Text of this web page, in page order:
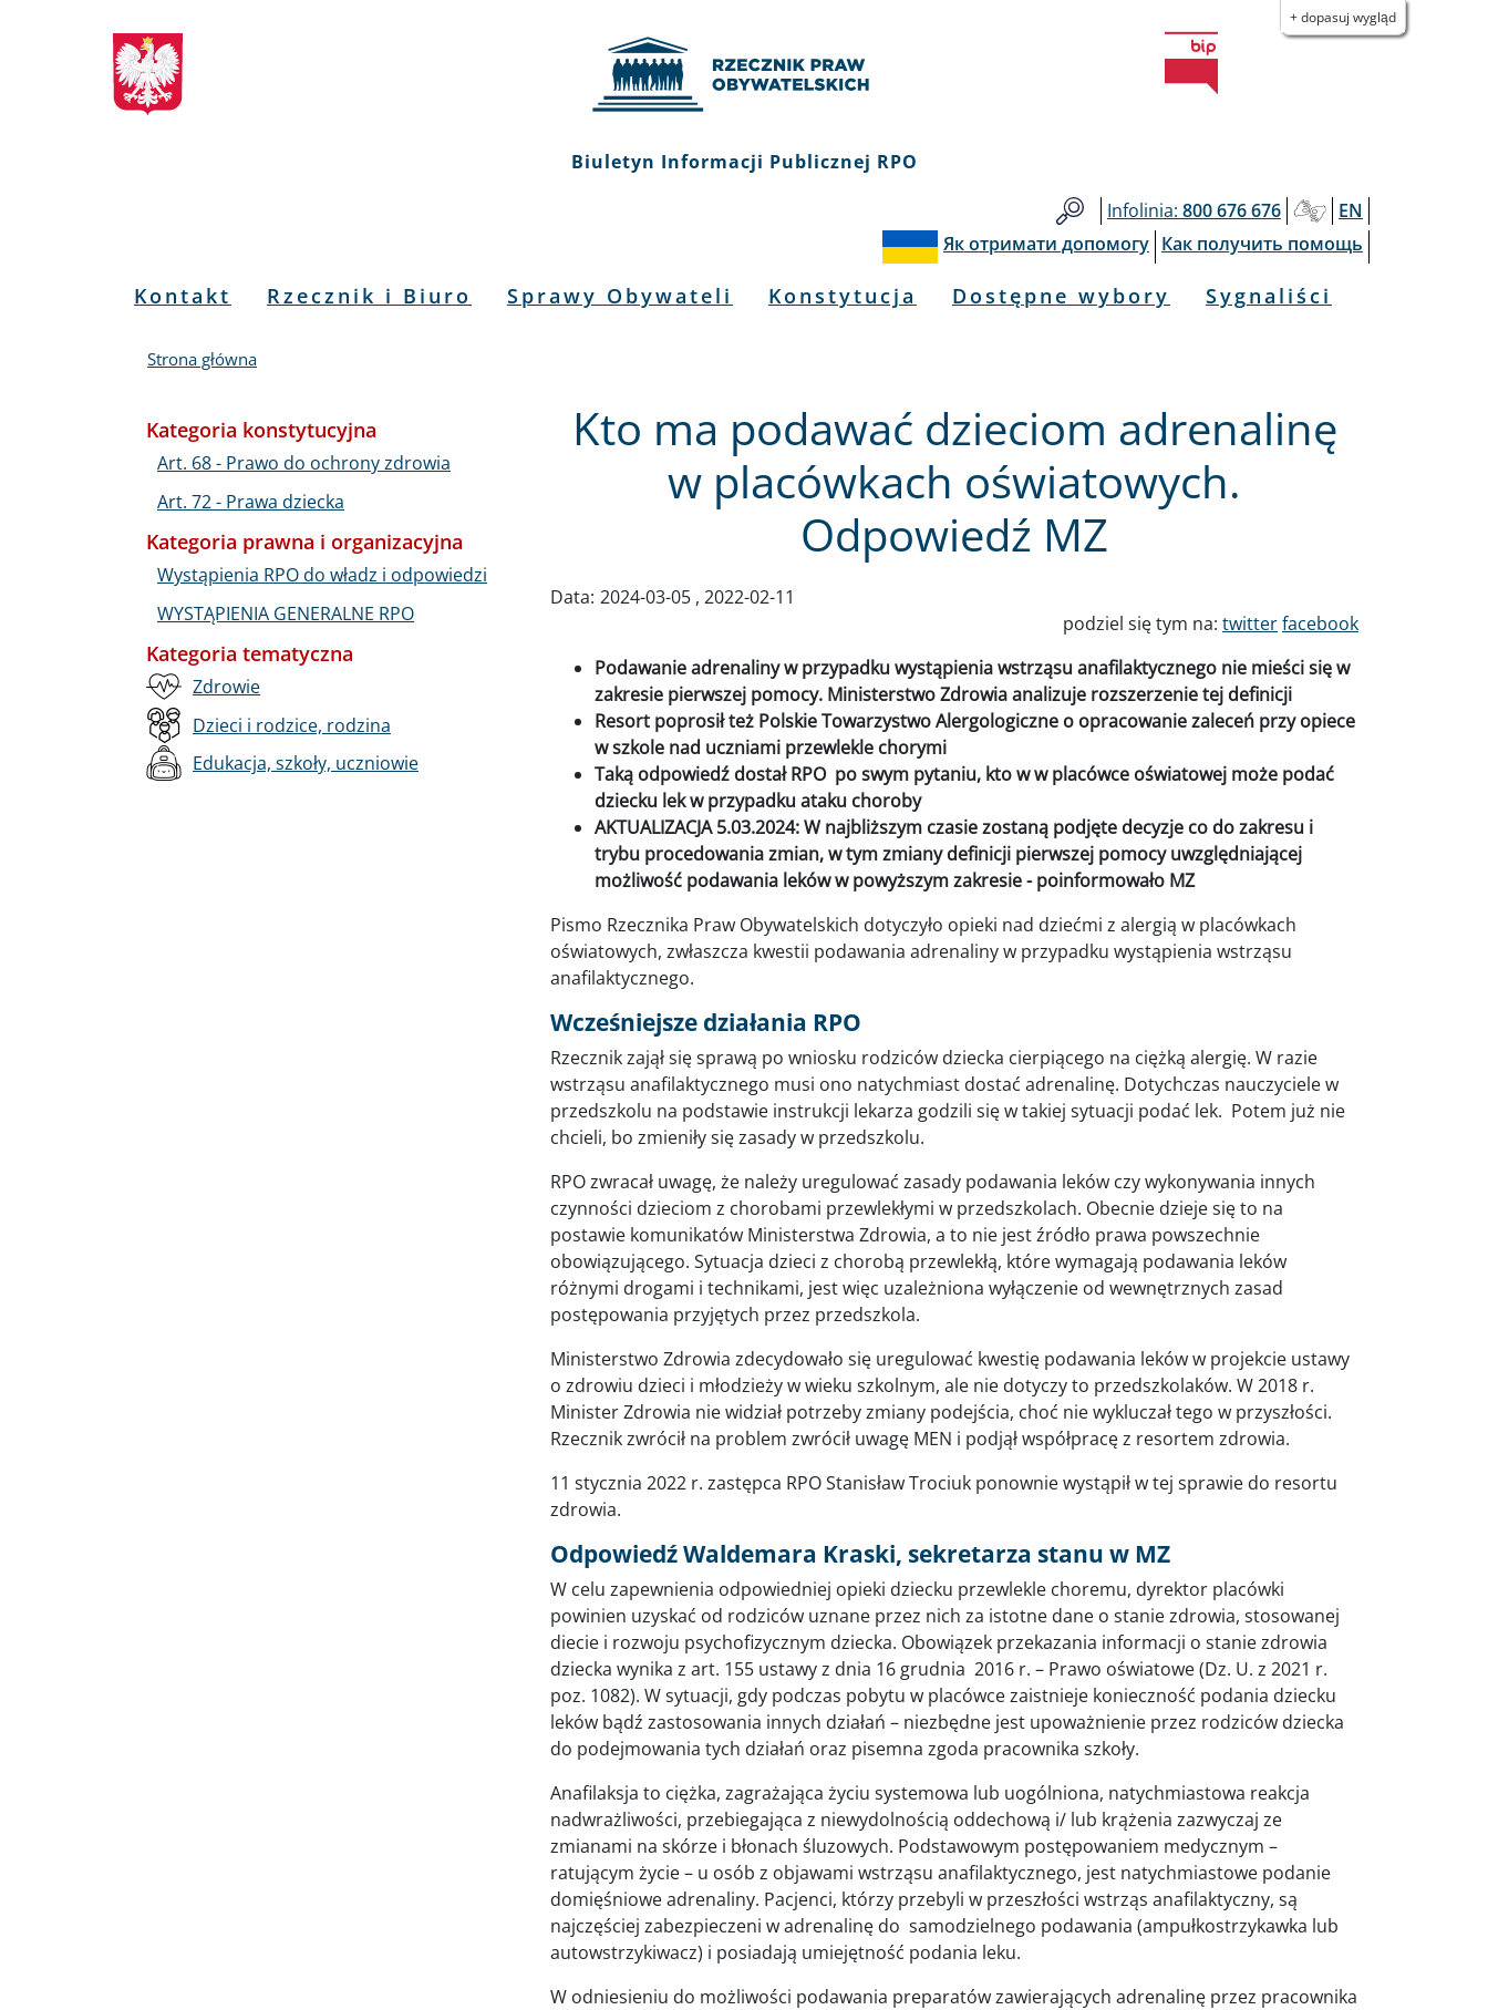
Biuletyn
Informacji
Publicznej
+ dopasuj wygląd
Biuletyn Informacji Publicznej RPO
Infolinia: 800 676 676
EN
Як отримати допомогу Как получить помощь
Menu
Kontakt Rzecznik i Biuro Sprawy Obywateli Konstytucja Dostępne wybory Sygnaliści
Strona główna
Kto ma podawać dzieciom adrenalinę
w placówkach oświatowych.
Odpowiedź MZ
Data: 2024-03-05 2022-02-11
podziel się tym na: twitterfacebook
Podawanie adrenaliny w przypadku wystąpienia wstrząsu anafilaktycznego nie mieści się w
zakresie pierwszej pomocy. Ministerstwo Zdrowia analizuje rozszerzenie tej definicji
Resort poprosił też Polskie Towarzystwo Alergologiczne o opracowanie zaleceń przy opiece
w szkole nad uczniami przewlekle chorymi
Taką odpowiedź dostał RPO po swym pytaniu, kto w w placówce oświatowej może podać
dziecku lek w przypadku ataku choroby
AKTUALIZACJA 5.03.2024: W najbliższym czasie zostaną podjęte decyzje co do zakresu i
trybu procedowania zmian, w tym zmiany definicji pierwszej pomocy uwzględniającej
możliwość podawania leków w powyższym zakresie - poinformowało MZ
Pismo Rzecznika Praw Obywatelskich dotyczyło opieki nad dziećmi z alergią w placówkach
oświatowych, zwłaszcza kwestii podawania adrenaliny w przypadku wystąpienia wstrząsu
anafilaktycznego.
Wcześniejsze działania RPO
Rzecznik zajął się sprawą po wniosku rodziców dziecka cierpiącego na ciężką alergię. W razie
wstrząsu anafilaktycznego musi ono natychmiast dostać adrenalinę. Dotychczas nauczyciele w
przedszkolu na podstawie instrukcji lekarza godzili się w takiej sytuacji podać lek. Potem już nie
chcieli, bo zmieniły się zasady w przedszkolu.
RPO zwracał uwagę, że należy uregulować zasady podawania leków czy wykonywania innych
czynności dzieciom z chorobami przewlekłymi w przedszkolach. Obecnie dzieje się to na
postawie komunikatów Ministerstwa Zdrowia, a to nie jest źródło prawa powszechnie
obowiązującego. Sytuacja dzieci z chorobą przewlekłą, które wymagają podawania leków
różnymi drogami i technikami, jest więc uzależniona wyłączenie od wewnętrznych zasad
postępowania przyjętych przez przedszkola.
Ministerstwo Zdrowia zdecydowało się uregulować kwestię podawania leków w projekcie ustawy
o zdrowiu dzieci i młodzieży w wieku szkolnym, ale nie dotyczy to przedszkolaków. W 2018 r.
Minister Zdrowia nie widział potrzeby zmiany podejścia, choć nie wykluczał tego w przyszłości.
Rzecznik zwrócił na problem zwrócił uwagę MEN i podjął współpracę z resortem zdrowia.
11 stycznia 2022 r. zastępca RPO Stanisław Trociuk ponownie wystąpił w tej sprawie do resortu
zdrowia.
Odpowiedź Waldemara Kraski, sekretarza stanu w MZ
W celu zapewnienia odpowiedniej opieki dziecku przewlekle choremu, dyrektor placówki
powinien uzyskać od rodziców uznane przez nich za istotne dane o stanie zdrowia, stosowanej
diecie i rozwoju psychofizycznym dziecka. Obowiązek przekazania informacji o stanie zdrowia
dziecka wynika z art. 155 ustawy z dnia 16 grudnia 2016 r. – Prawo oświatowe (Dz. U. z 2021 r.
poz. 1082). W sytuacji, gdy podczas pobytu w placówce zaistnieje konieczność podania dziecku
leków bądź zastosowania innych działań – niezbędne jest upoważnienie przez rodziców dziecka
do podejmowania tych działań oraz pisemna zgoda pracownika szkoły.
Anafilaksja to ciężka, zagrażająca życiu systemowa lub uogólniona, natychmiastowa reakcja
nadwrażliwości, przebiegająca z niewydolnością oddechową i/ lub krążenia zazwyczaj ze
zmianami na skórze i błonach śluzowych. Podstawowym postępowaniem medycznym –
ratującym życie – u osób z objawami wstrząsu anafilaktycznego, jest natychmiastowe podanie
domięśniowe adrenaliny. Pacjenci, którzy przebyli w przeszłości wstrząs anafilaktyczny, są
najczęściej zabezpieczeni w adrenalinę do samodzielnego podawania (ampułkostrzykawka lub
autowstrzykiwacz) i posiadają umiejętność podania leku.
W odniesieniu do możliwości podawania preparatów zawierających adrenalinę przez pracownika
Kategoria konstytucyjna
Art. 68 - Prawo do ochrony zdrowia
Art. 72 - Prawa dziecka
Kategoria prawna i organizacyjna
Wystąpienia RPO do władz i odpowiedzi
WYSTĄPIENIA GENERALNE RPO
Kategoria tematyczna
Zdrowie
Dzieci i rodzice, rodzina
Edukacja, szkoły, uczniowie